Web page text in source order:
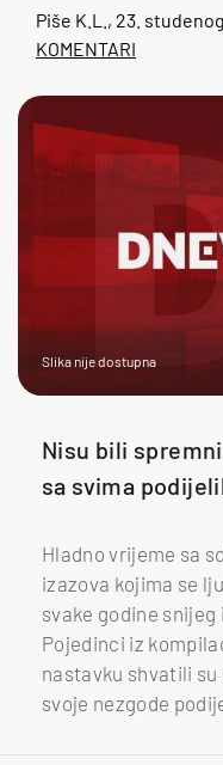
Piše K.L. , 23.
KOMENTARI
Slika nije dostupna
Nisu bili
sa svima
Hladno vrijeme sa
izazova kojima se
svake godine
Pojedinci iz
nastavku shvatili su
svoje nezgode